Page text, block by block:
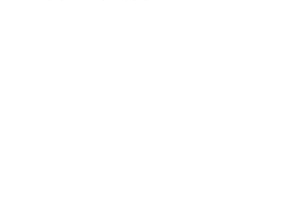
entradas